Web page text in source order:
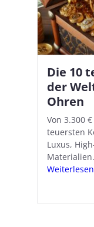
Die 10
der
Ohren
Von 3.300
teuersten
Luxus,
Apple
18.1:
Mit iOS
verwandelt
in
Schritten...